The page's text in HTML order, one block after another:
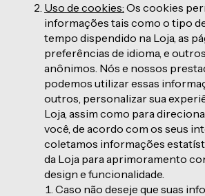
Uso de cookies: Os cookies
informações tais como o tipo
tempo dispendido na Loja, as
preferências de idioma, e
anônimos. Nós e nossos
podemos utilizar essas
outros, personalizar sua
Loja, assim como para
você, de acordo com os seus
coletamos informações
da Loja para aprimoramento
design e funcionalidade.
Caso não deseje que suas